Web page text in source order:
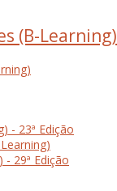
(B-Learning)
- 23ª Edição
- 29ª Edição